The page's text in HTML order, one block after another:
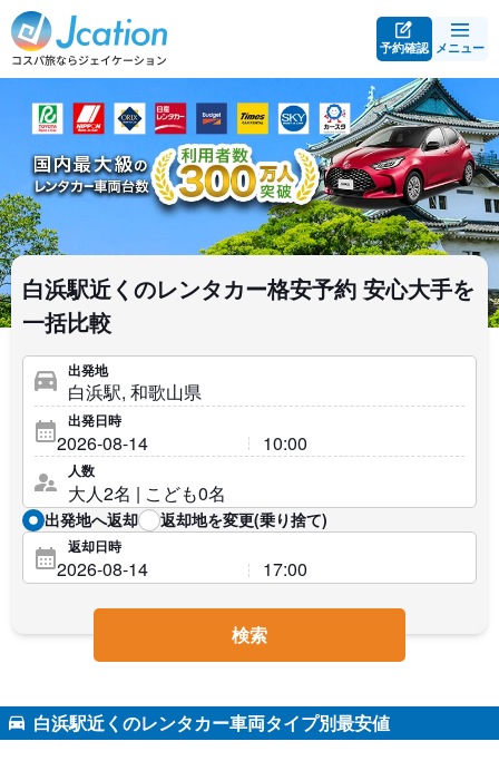
予約確認 メニュー
白浜駅近くのレンタカー格安予約 安心大手を
一括比較
出発地
出発日時
人数
出発地へ返却 返却地を変更(乗り捨て)
返却日時
検索
白浜駅近くのレンタカー車両タイプ別最安値